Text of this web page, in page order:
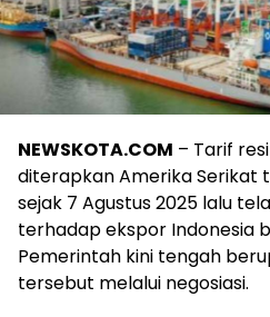
NEWSKOTA.COM – Tarif
diterapkan Amerika Serikat
sejak 7 Agustus 2025 lalu
terhadap ekspor Indonesia
Pemerintah kini tengah
tersebut melalui negosiasi.